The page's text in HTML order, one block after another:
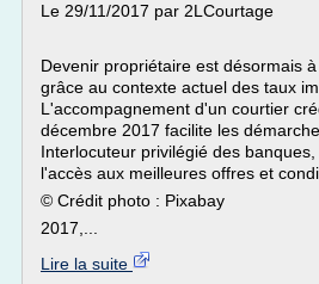
Le 29/11/2017 par 2LCourtage
Devenir propriétaire est désormais
grâce au contexte actuel des taux
L'accompagnement d'un courtier
décembre 2017 facilite les
Interlocuteur privilégié des
l'accès aux meilleures offres et
© Crédit photo : Pixabay
2017,...
Lire la suite